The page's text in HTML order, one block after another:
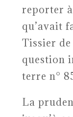
reporter
qu’avait
Tissier
question
terre n°
La